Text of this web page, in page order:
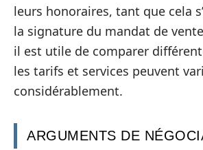
leurs honoraires, tant que cela
la signature du mandat de
il est utile de comparer
les tarifs et services peuvent
considérablement.
ARGUMENTS DE